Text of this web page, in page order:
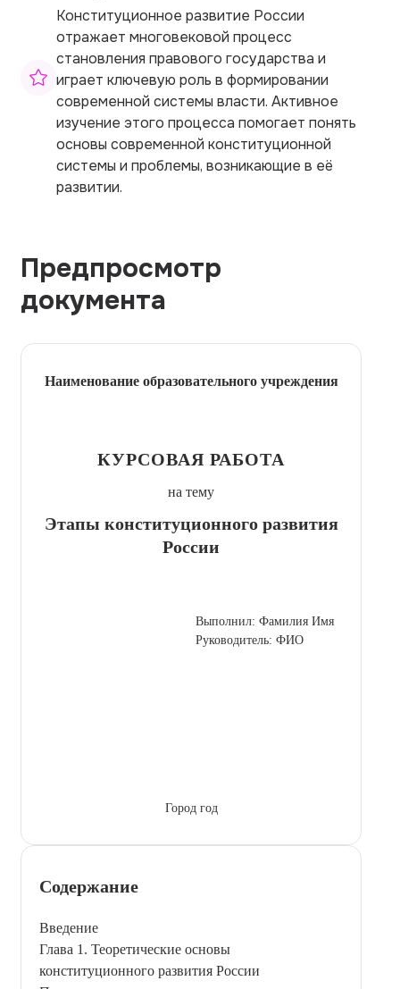
Конституционное развитие России
отражает многовековой процесс
становления правового государства и
играет ключевую роль в формировании
современной системы власти. Активное
изучение этого процесса помогает понять
основы современной конституционной
системы и проблемы, возникающие в её
развитии.
Предпросмотр
документа
Наименование образовательного учреждения
КУРСОВАЯ РАБОТА
на тему
Этапы конституционного развития
России
Выполнил: Фамилия Имя
Руководитель: ФИО
Город год
Содержание
Введение
Глава 1. Теоретические основы
конституционного развития России